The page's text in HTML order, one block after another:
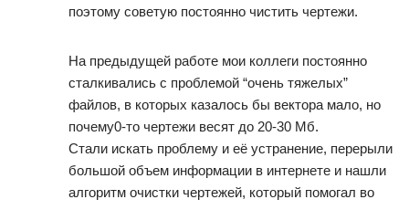
поэтому советую постоянно чистить чертежи.
На предыдущей работе мои коллеги постоянно
сталкивались с проблемой “очень тяжелых”
файлов, в которых казалось бы вектора мало, но
почему0-то чертежи весят до 20-30 Мб.
Стали искать проблему и её устранение, перерыли
большой объем информации в интернете и нашли
алгоритм очистки чертежей, который помогал во